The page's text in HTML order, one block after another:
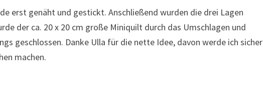
erst genäht und gestickt. Anschließend wurden die drei Lagen
der ca. 20 x 20 cm große Miniquilt durch das Umschlagen und
geschlossen. Danke Ulla für die nette Idee, davon werde ich sicher
machen.